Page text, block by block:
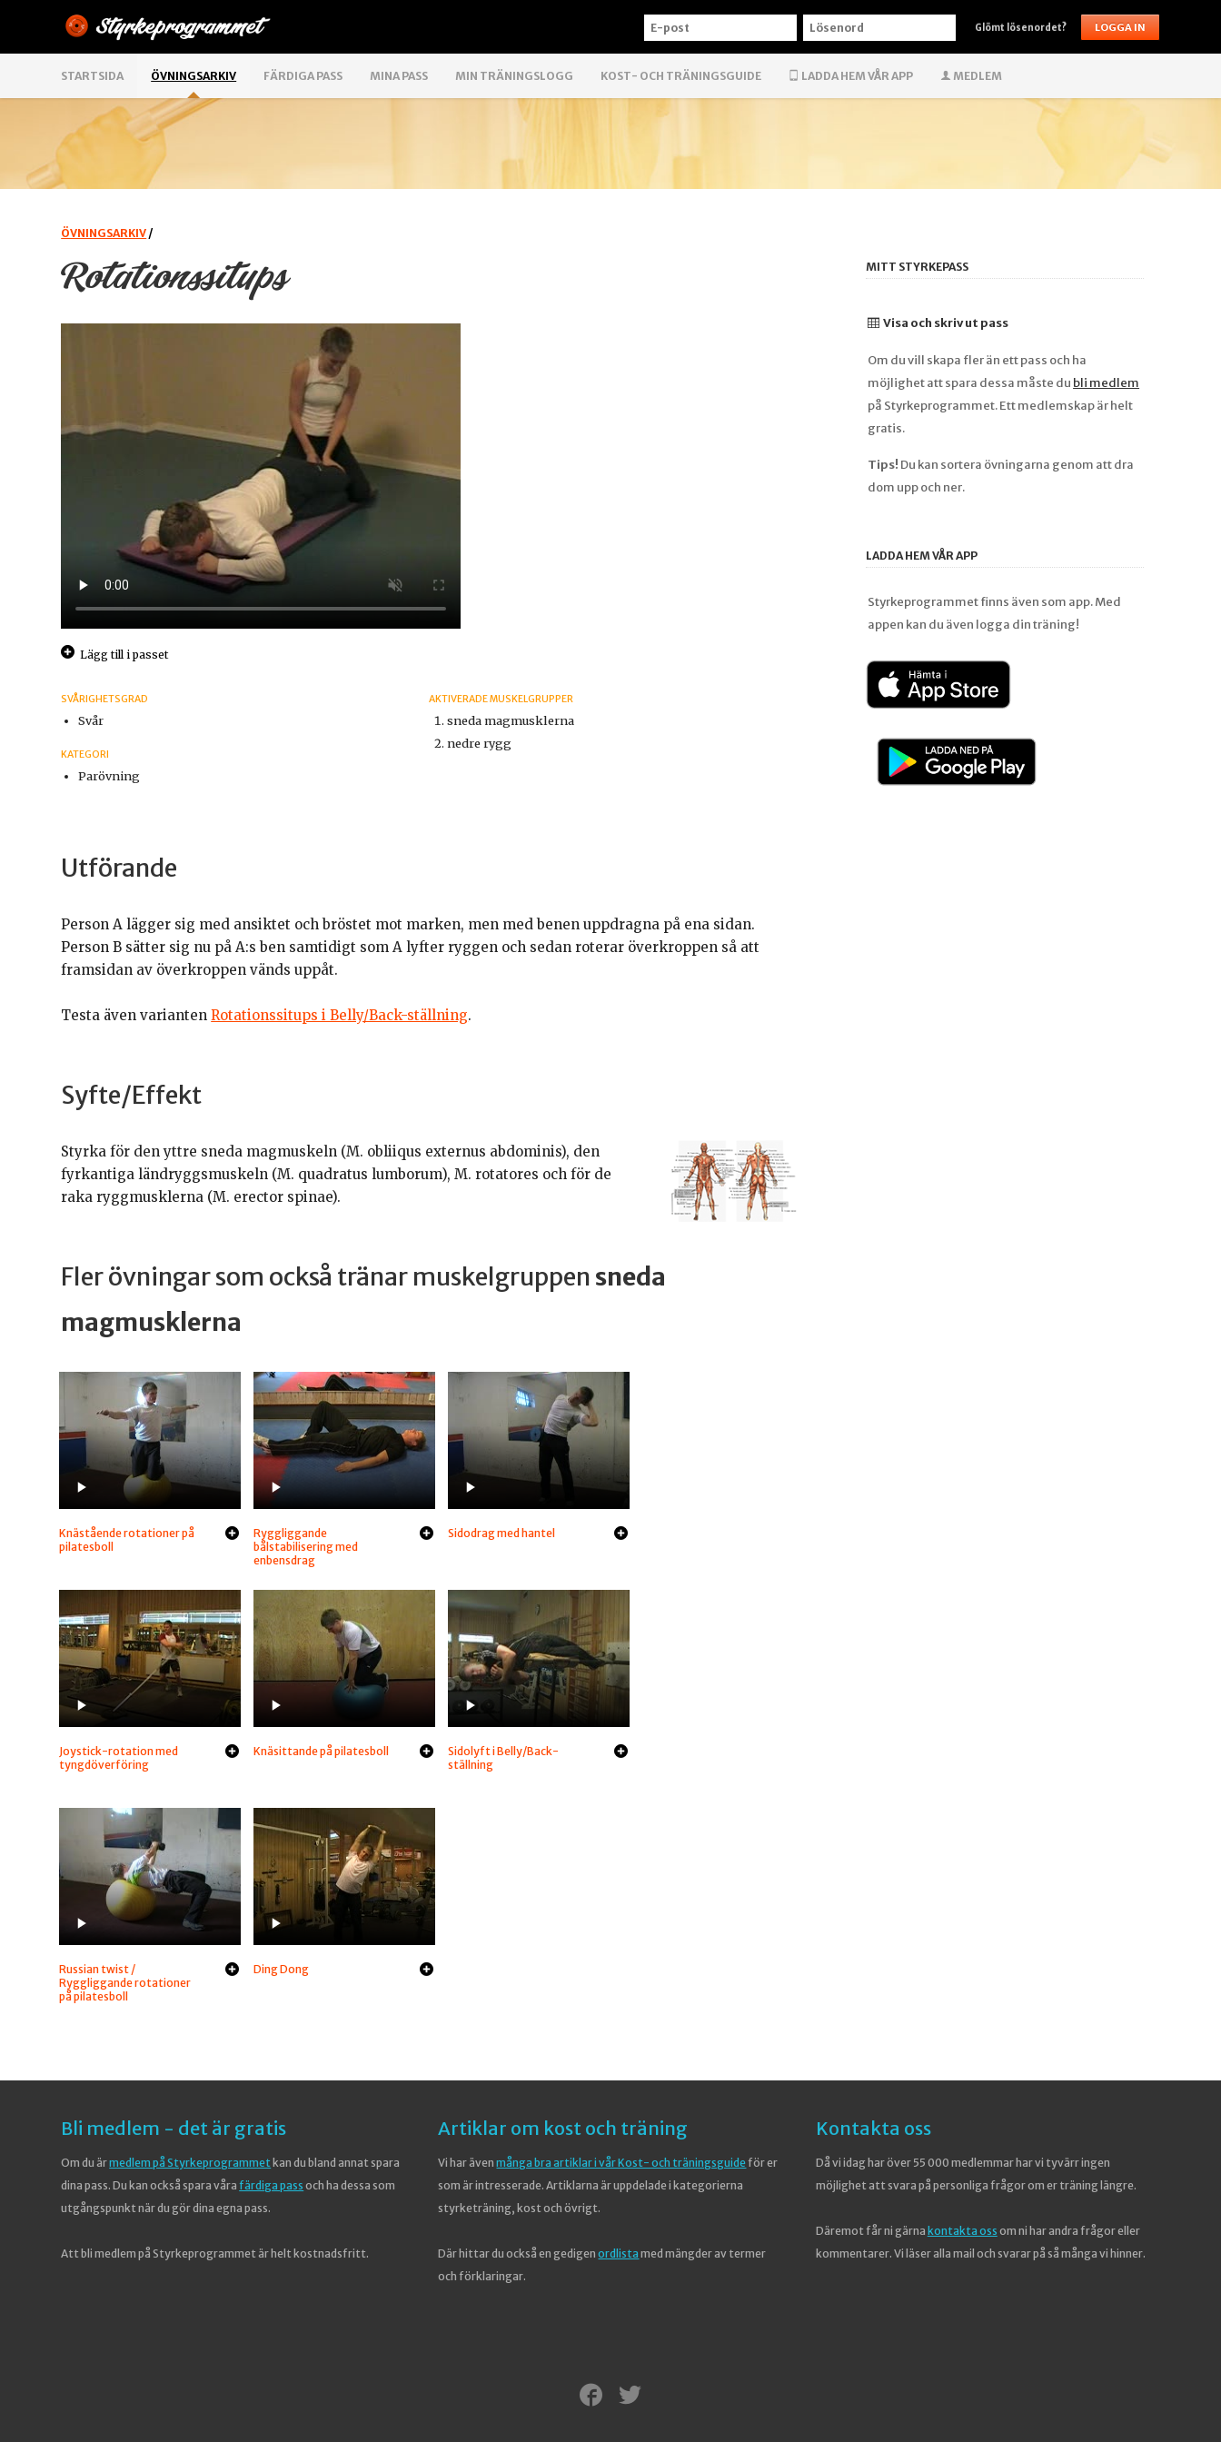
E-
LÖSENORD Glömt lösenordet?
STARTSIDA ÖVNINGSARKIV FÄRDIGA PASS MINA PASS MIN TRÄNINGSLOGG KOST- OCH TRÄNINGSGUIDE LADDA HEM VÅR APP MEDLEM
ÖVNINGSARKIV /
Rotationssitups
Lägg till i passet
SVÅRIGHETSGRAD
Svår
KATEGORI
Parövning
AKTIVERADE MUSKELGRUPPER
sneda magmusklerna
nedre rygg
Utförande
Person A lägger sig med ansiktet och bröstet mot marken, men med benen uppdragna på ena sidan.
Person B sätter sig nu på A:s ben samtidigt som A lyfter ryggen och sedan roterar överkroppen så att
framsidan av överkroppen vänds uppåt.
Testa även variantenRotationssitups i Belly/Back-ställning.
Syfte/Effekt
Styrka för den yttre sneda magmuskeln (M. obliiqus externus abdominis), den
fyrkantiga ländryggsmuskeln (M. quadratus lumborum), M. rotatores och för de
raka ryggmusklerna (M. erector spinae).
Fler övningar som också tränar muskelgruppen sneda
magmusklerna
Knästående rotationer på
pilatesboll
Ryggliggande
bålstabilisering med
enbensdrag
Sidodrag med hantel
Joystick-rotation med
tyngdöverföring
Knäsittande på pilatesboll
Sidolyft i Belly/Back-
ställning
Russian twist /
Ryggliggande rotationer
på pilatesboll
Ding Dong
MITT STYRKEPASS
Visa och skriv ut pass
Om du vill skapa fler än ett pass och ha
möjlighet att spara dessa måste du bli medlem
på Styrkeprogrammet. Ett medlemskap är helt
gratis.
Tips! Du kan sortera övningarna genom att dra
dom upp och ner.
LADDA HEM VÅR APP
Styrkeprogrammet finns även som app. Med
appen kan du även logga din träning!
Bli medlem - det är gratis
Om du ärmedlem på Styrkeprogrammetkan du bland annat spara
dina pass. Du kan också spara vårafärdiga pass och ha dessa som
utgångspunkt när du gör dina egna pass.
Att bli medlem på Styrkeprogrammet är helt kostnadsfritt.
Artiklar om kost och träning
Vi har ävenmånga bra artiklar i vår Kost- och träningsguideför er
som är intresserade. Artiklarna är uppdelade i kategorierna
styrketräning, kost och övrigt.
Där hittar du också en gedigenordlista med mängder av termer
och förklaringar.
Kontakta oss
Då vi idag har över 55 000 medlemmar har vi tyvärr ingen
möjlighet att svara på personliga frågor om er träning längre.
Däremot får ni gärna kontakta oss om ni har andra frågor eller
kommentarer. Vi läser alla mail och svarar på så många vi hinner.